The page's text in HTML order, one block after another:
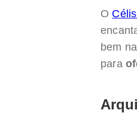
O
bem
para